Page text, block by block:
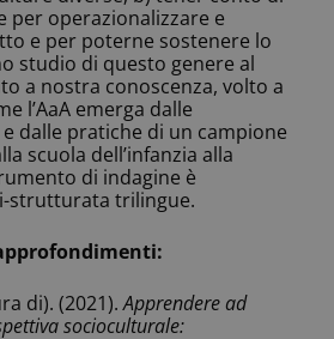
per operazionalizzare e
e per poterne sostenere lo
studio di questo genere al
a nostra conoscenza, volto a
l’AaA emerga dalle
dalle pratiche di un campione
scuola dell’infanzia alla
di indagine è
strutturata trilingue.
di). (2021).Apprendere ad
socioculturale: